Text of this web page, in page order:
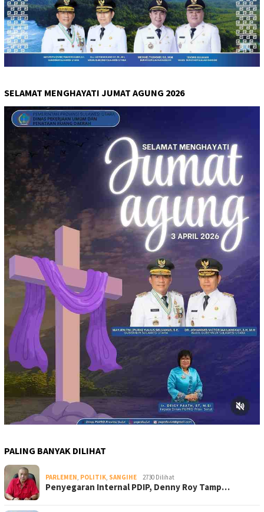
SELAMAT MENGHAYATI JUMAT AGUNG 2026
PALING BANYAK DILIHAT
PARLEMEN POLITIK SANGIHE 2730 Dilihat
Penyegaran Internal PDIP, Denny Roy Tamp…